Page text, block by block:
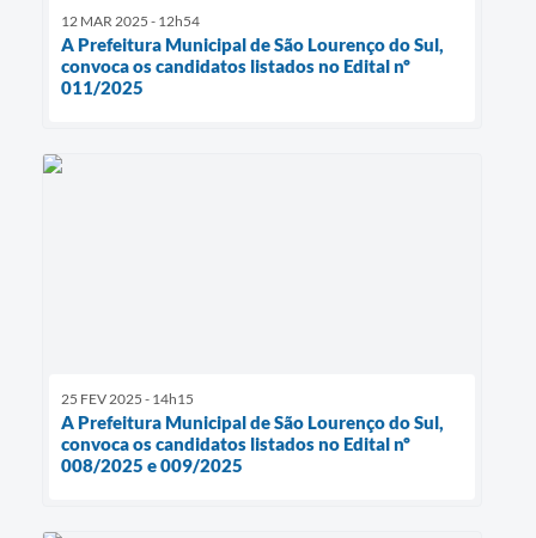
12 MAR 2025 - 12h54
A Prefeitura Municipal de São Lourenço do Sul,
convoca os candidatos listados no Edital nº
011/2025
25 FEV 2025 - 14h15
A Prefeitura Municipal de São Lourenço do Sul,
convoca os candidatos listados no Edital nº
008/2025 e 009/2025